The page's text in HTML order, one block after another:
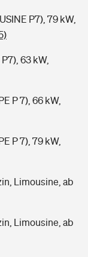
P7), 79 kW,
63 kW,
P 7), 66 kW,
P 7), 79 kW,
Limousine, ab
Limousine, ab